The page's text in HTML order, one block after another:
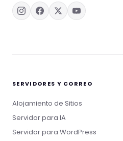
SERVIDORES Y CORREO
Alojamiento de Sitios
Servidor para IA
Servidor para WordPress